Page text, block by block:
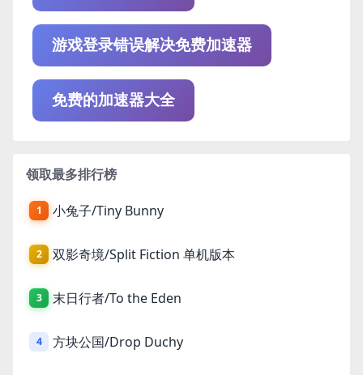
游戏登录错误解决免费加速器
免费的加速器大全
领取最多排行榜
1 小兔子/Tiny Bunny
2 双影奇境/Split Fiction 单机版本
3 末日行者/To the Eden
4 方块公国/Drop Duchy